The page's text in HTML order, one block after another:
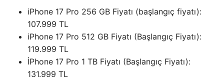
iPhone 17 Pro 256 GB Fiyatı (başlangıç ​​fiyatı):
107.999 TL
iPhone 17 Pro 512 GB Fiyatı (Başlangıç ​​Fiyatı):
119.999 TL
İPhone 17 Pro 1 TB Fiyatı (Başlangıç ​​Fiyatı):
131.999 TL